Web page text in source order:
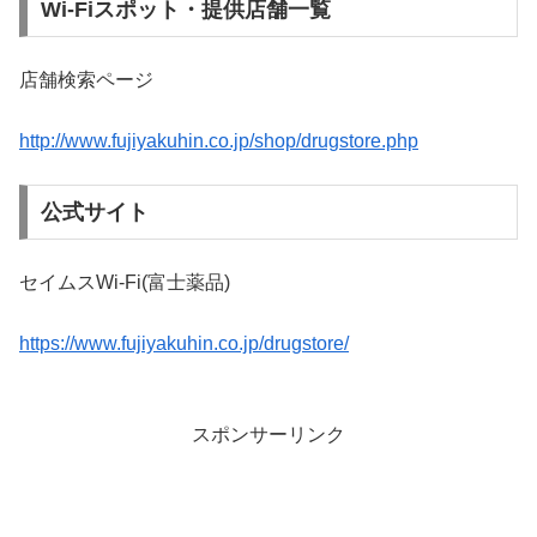
Wi-Fiスポット・提供店舗一覧
店舗検索ページ
http://www.fujiyakuhin.co.jp/shop/drugstore.php
公式サイト
セイムスWi-Fi(富士薬品)
https://www.fujiyakuhin.co.jp/drugstore/
スポンサーリンク